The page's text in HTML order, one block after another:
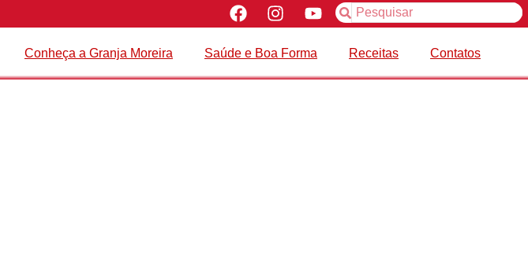
Conheça a Granja Moreira Saúde e Boa Forma Receitas Contatos